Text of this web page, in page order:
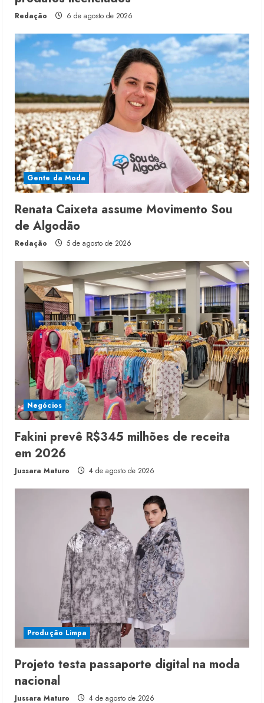
Redação 6 de agosto de 2026
Gente da Moda
Renata Caixeta assume Movimento Sou
de Algodão
Redação 5 de agosto de 2026
Negócios
Fakini prevê R$345 milhões de receita
em 2026
Jussara Maturo 4 de agosto de 2026
Produção Limpa
Projeto testa passaporte digital na moda
nacional
Jussara Maturo 4 de agosto de 2026